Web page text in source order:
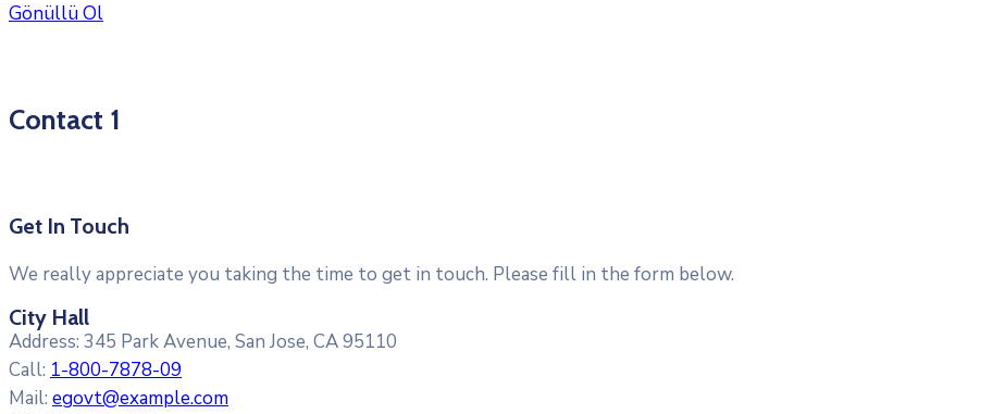
Gönüllü Ol
Contact 1
Get In Touch
We really appreciate you taking the time to get in touch. Please fill in the form below.
City Hall
Address: 345 Park Avenue, San Jose, CA 95110
Call: 1-800-7878-09
Mail: egovt@example.com